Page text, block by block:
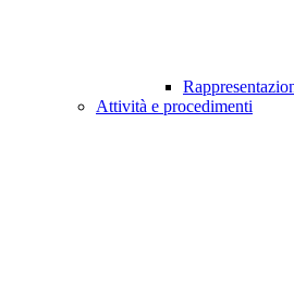
Attività e procedimenti